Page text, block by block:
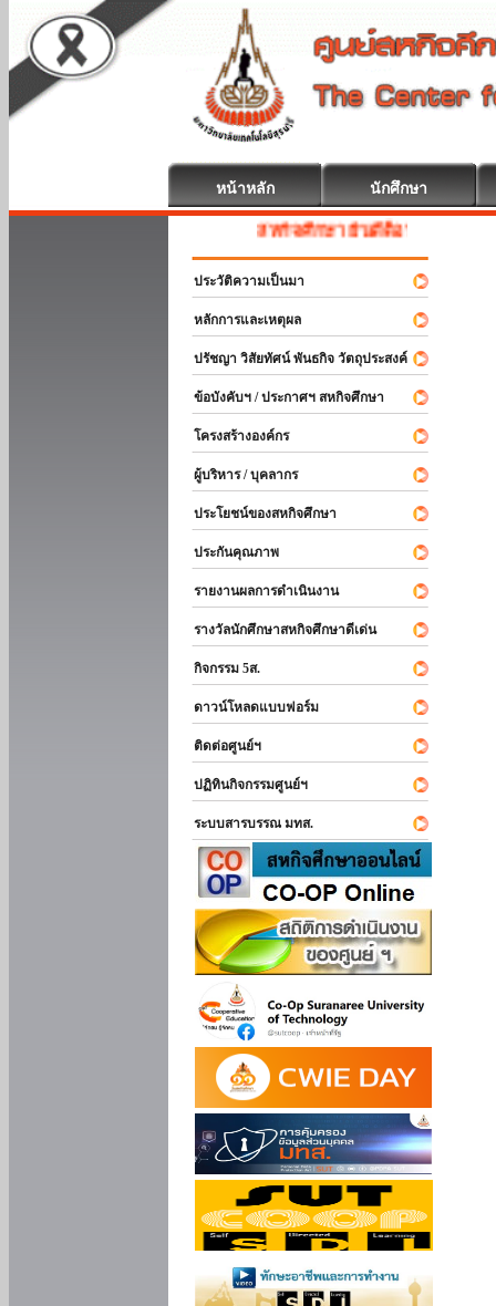
หน้าหลัก นักศึกษา
สหกิจศึกษา ยินดีต้อนรับ
ประวัติความเป็นมา
หลักการและเหตุผล
ปรัชญา วิสัยทัศน์ พันธกิจ วัตถุประสงค์
ข้อบังคับฯ / ประกาศฯ สหกิจศึกษา
โครงสร้างองค์กร
ผู้บริหาร / บุคลากร
ประโยชน์ของสหกิจศึกษา
ประกันคุณภาพ
รายงานผลการดำเนินงาน
รางวัลนักศึกษาสหกิจศึกษาดีเด่น
กิจกรรม 5ส.
ดาวน์โหลดแบบฟอร์ม
ติดต่อศูนย์ฯ
ปฏิทินกิจกรรมศูนย์ฯ
ระบบสารบรรณ มทส.